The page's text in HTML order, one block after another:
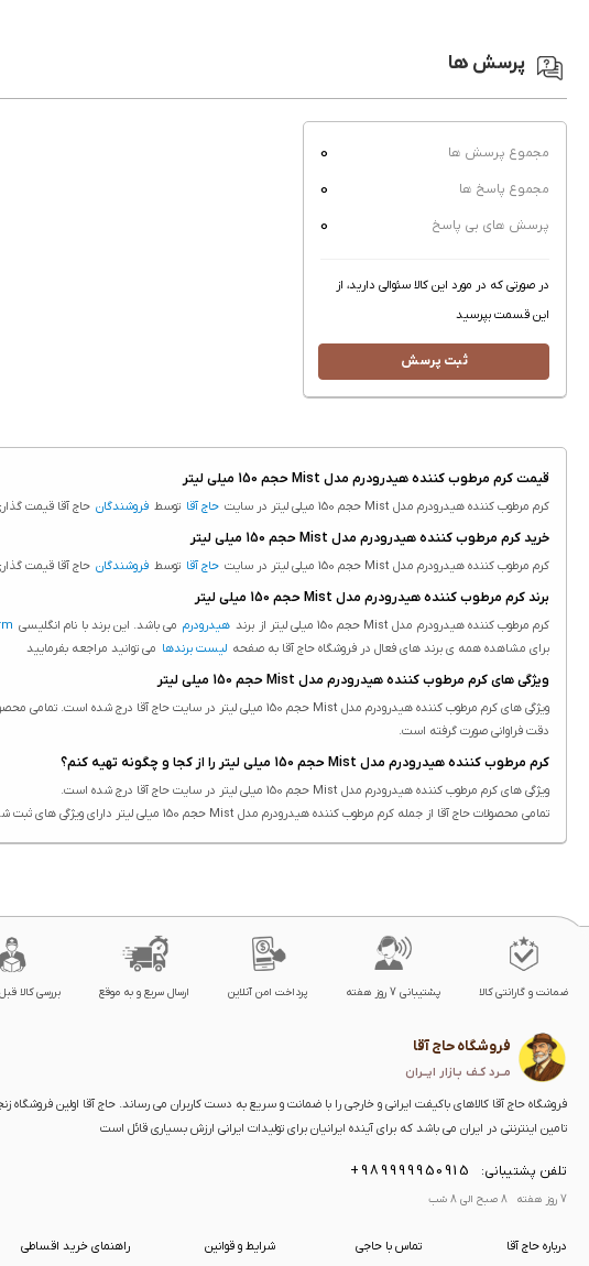
پرسش ها
مجموع پرسش ها 0
مجموع پاسخ ها 0
پرسش های بی پاسخ 0
در صورتی که در مورد این کالا سئوالی دارید، از
این قسمت بپرسید
ثبت پرسش
قیمت کرم مرطوب کننده هیدرودرم مدل Mist حجم 150 میلی لیتر
کرم مرطوب کننده هیدرودرم مدل Mist حجم 150 میلی لیتر در سایت حاج آقا توسط فروشندگان حاج آقا قیمت
خرید کرم مرطوب کننده هیدرودرم مدل Mist حجم 150 میلی لیتر
کرم مرطوب کننده هیدرودرم مدل Mist حجم 150 میلی لیتر در سایت حاج آقا توسط فروشندگان حاج آقا قیمت
برند کرم مرطوب کننده هیدرودرم مدل Mist حجم 150 میلی لیتر
کرم مرطوب کننده هیدرودرم مدل Mist حجم 150 میلی لیتر از برند هیدرودرم می باشد. این برند با نام انگلیسی
برای مشاهده همه ی برند های فعال در فروشگاه حاج آقا به صفحه لیست برندها می توانید مراجعه بفرمایید
ویژگی های کرم مرطوب کننده هیدرودرم مدل Mist حجم 150 میلی لیتر
دقت فراوانی صورت گرفته است.
کرم مرطوب کننده هیدرودرم مدل Mist حجم 150 میلی لیتر را از کجا و چگونه تهیه کنم؟
ویژگی های کرم مرطوب کننده هیدرودرم مدل Mist حجم 150 میلی لیتر در سایت حاج آقا درج شده است.
تمامی محصولات حاج آقا از جمله کرم مرطوب کننده هیدرودرم مدل Mist حجم 150 میلی لیتر دارای ویژگی های ثبت شده هستند. درج ویژگی محصولات یکی از بخش هایی هست که در نگارش انها دقت فراوانی صورت گرفته است.
ضمانت و گارانتی کالا پشتیبانی 7 روز هفته پرداخت امن آنلاین ارسال سریع و به موقع بررسی کالا
فروشگاه حاج آقا
مــرد کـف بـازار ایــران
فروشگاه حاج آقا کالاهای باکیفت ایرانی و خارجی را با ضمانت و سریع به دست کاربران می رساند. حاج آقا اولین فروشگاه
تامین اینترنتی در ایران می باشد که برای آینده ایرانیان برای تولیدات ایرانی ارزش بسیاری قائل است
تلفن پشتیبانی: +989999950915
7 روز هفته 8 صبح الی 8 شب
درباره حاج آقا تماس با حاجی شرایط و قوانین راهنمای خرید اقساطی